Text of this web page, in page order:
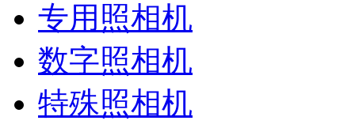
专用照相机
数字照相机
特殊照相机